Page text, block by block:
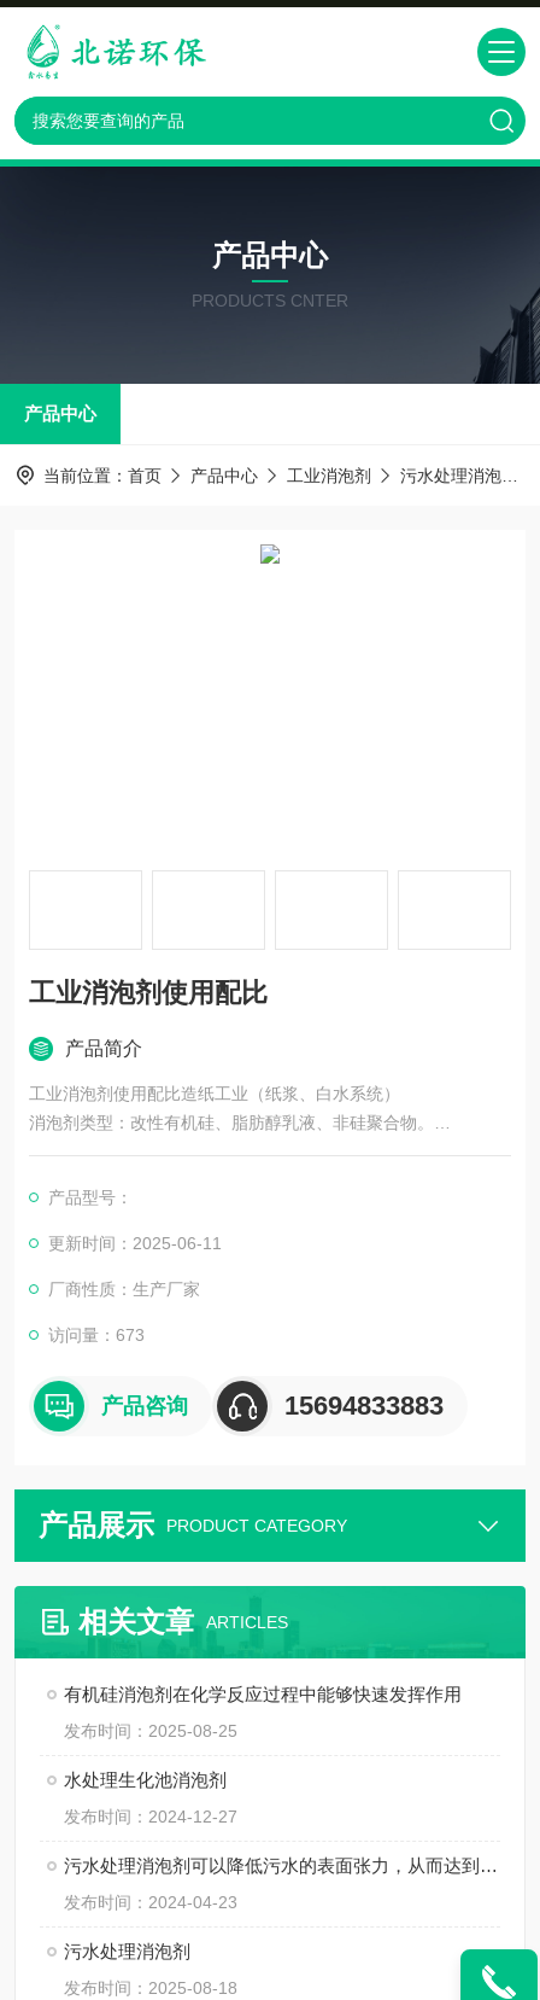
产品中心
PRODUCTS CNTER
产品中心
当前位置： 首页 产品中心 工业消泡剂 污水处理消泡剂
工业消泡剂使用配比
产品简介
工业消泡剂使用配比造纸工业（纸浆、白水系统）
消泡剂类型：改性有机硅、脂肪醇乳液、非硅聚合物。
纸浆消泡：0.05%~0.3%（按纸浆重量计算）。
白水系统：5~50 ppm。
产品型号：
更新时间：2025-06-11
厂商性质：生产厂家
访问量：673
产品咨询 15694833883
产品展示 PRODUCT CATEGORY
相关文章 ARTICLES
有机硅消泡剂在化学反应过程中能够快速发挥作用
发布时间：2025-08-25
水处理生化池消泡剂
发布时间：2024-12-27
污水处理消泡剂可以降低污水的表面张力，从而达到消泡
发布时间：2024-04-23
污水处理消泡剂
发布时间：2025-08-18